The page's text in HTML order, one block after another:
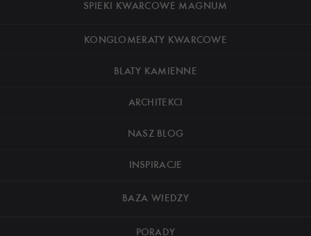
SPIEKI KWARCOWE MAGNUM
KONGLOMERATY KWARCOWE
BLATY KAMIENNE
ARCHITEKCI
NASZ BLOG
INSPIRACJE
BAZA WIEDZY
PORADY